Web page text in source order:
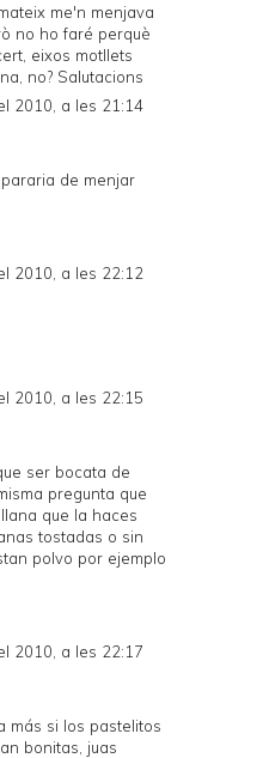
me'n menjava
no ho faré perquè
eixos motllets
no? Salutacions
2010, a les 21:14
de menjar
2010, a les 22:12
2010, a les 22:15
ser bocata de
pregunta que
que la haces
tostadas o sin
polvo por ejemplo
2010, a les 22:17
más si los pastelitos
bonitas, juas